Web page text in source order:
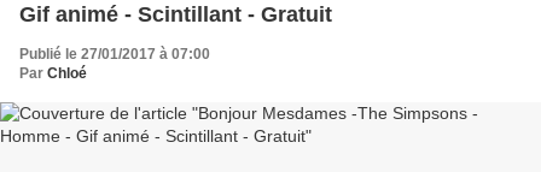
Gif animé - Scintillant - Gratuit
Publié le 27/01/2017 à 07:00
Par Chloé